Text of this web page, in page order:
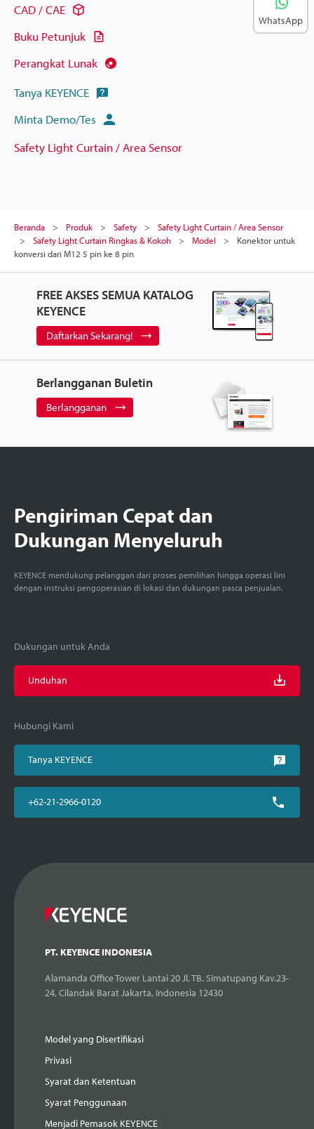
CAD / CAE
Buku Petunjuk
Perangkat Lunak
Tanya KEYENCE
Minta Demo/Tes
Safety Light Curtain / Area Sensor
Beranda Produk Safety
Safety Light Curtain / Area Sensor
Safety Light Curtain Ringkas & Kokoh
Model
Konektor untuk
konversi dari M12 5 pin ke 8 pin
FREE AKSES SEMUA KATALOG
KEYENCE
Daftarkan Sekarang!
Berlangganan Buletin
Berlangganan
Pengiriman Cepat dan
Dukungan Menyeluruh
KEYENCE mendukung pelanggan dari proses pemilihan hingga operasi lini
dengan instruksi pengoperasian di lokasi dan dukungan pasca penjualan.
Dukungan untuk Anda
Unduhan
Hubungi Kami
Tanya KEYENCE
+62-21-2966-0120
PT. KEYENCE INDONESIA
Alamanda Office Tower Lantai 20 Jl. TB. Simatupang Kav.23-
24, Cilandak Barat Jakarta, Indonesia 12430
Model yang Disertifikasi
Privasi
Syarat dan Ketentuan
Syarat Penggunaan
Menjadi Pemasok KEYENCE
WhatsApp